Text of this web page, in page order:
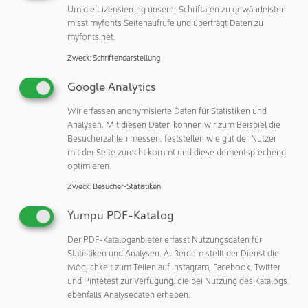
Senkspiegeltechnologie bietet zudem
Einsatzmöglichkeiten im Bereich der adaptiven Optik oder
zur Erzeugung von optischen Pinzetten.
Einfacher Technologietransfer und innovative Konzepte
für Kunden und Anwender
Um den Technologietransfer der Systeme in die jeweilige
Anwendung zu erleichtern, bietet das Fraunhofer IPMS
seinen Kunden Evaluation-Kits mit 64k (256x256) Spiegeln
an, welche entweder Kipp- oder Senkspiegelarrays
selbst auch die komplette, vom Fraunhofer IPMS
entwickelte Ansteuerelektronik inklusive Software; Support
zum optimalen Betrieb wird offeriert.
Auf der SPIE Photonics West stellt das Fraunhofer IPMS im
Rahmen eines Vortrags erste Forschungsergebnisse in der
Entwicklung eines hochintegrierten 512x320
Mikrospiegelarrays mit einem neuartigen »Piston-Tip-Tilt«
Um die Lizensierung unserer Schriftaren zu gewährleisten
misst myfonts Seitenaufrufe und überträgt Daten zu
myfonts.net.
Zweck: Schriftendarstellung
Google Analytics
Wir erfassen anonymisierte Daten für Statistiken und
Analysen. Mit diesen Daten können wir zum Beispiel die
Besucherzahlen messen, feststellen wie gut der Nutzer
mit der Seite zurecht kommt und diese dementsprechend
optimieren.
Zweck: Besucher-Statistiken
Yumpu PDF-Katalog
Der PDF-Kataloganbieter erfasst Nutzungsdaten für
Statistiken und Analysen. Außerdem stellt der Dienst die
Möglichkeit zum Teilen auf Instagram, Facebook, Twitter
und Pintetest zur Verfügung, die bei Nutzung des Katalogs
ebenfalls Analysedaten erheben.